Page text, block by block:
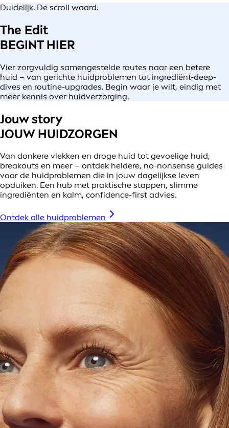
Duidelijk. De scroll waard.
The Edit
BEGINT HIER
Vier zorgvuldig samengestelde routes naar een betere
huid – van gerichte huidproblemen tot ingrediënt-deep-
dives en routine-upgrades. Begin waar je wilt, eindig met
meer kennis over huidverzorging.
Jouw story
JOUW HUIDZORGEN
Van donkere vlekken en droge huid tot gevoelige huid,
breakouts en meer – ontdek heldere, no-nonsense guides
voor de huidproblemen die in jouw dagelijkse leven
opduiken. Een hub met praktische stappen, slimme
ingrediënten en kalm, confidence-first advies.
Ontdek alle huidproblemen